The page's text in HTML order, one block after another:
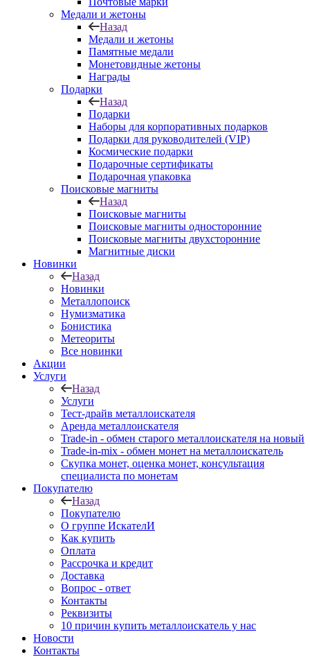
Медали и жетоны
Назад
Медали и жетоны
Памятные медали
Монетовидные жетоны
Награды
Подарки
Назад
Подарки
Наборы для корпоративных подарков
Подарки для руководителей (VIP)
Космические подарки
Подарочные сертификаты
Подарочная упаковка
Поисковые магниты
Назад
Поисковые магниты
Поисковые магниты односторонние
Поисковые магниты двухсторонние
Магнитные диски
Новинки
Назад
Новинки
Металлопоиск
Нумизматика
Бонистика
Метеориты
Все новинки
Акции
Услуги
Назад
Услуги
Тест-драйв металлоискателя
Аренда металлоискателя
Trade-in - обмен старого металлоискателя на новый
Trade-in-mix - обмен монет на металлоискатель
Скупка монет, оценка монет, консультация
специалиста по монетам
Покупателю
Назад
Покупателю
О группе ИскателИ
Как купить
Оплата
Рассрочка и кредит
Доставка
Вопрос - ответ
Контакты
Реквизиты
10 причин купить металлоискатель у нас
Новости
Контакты